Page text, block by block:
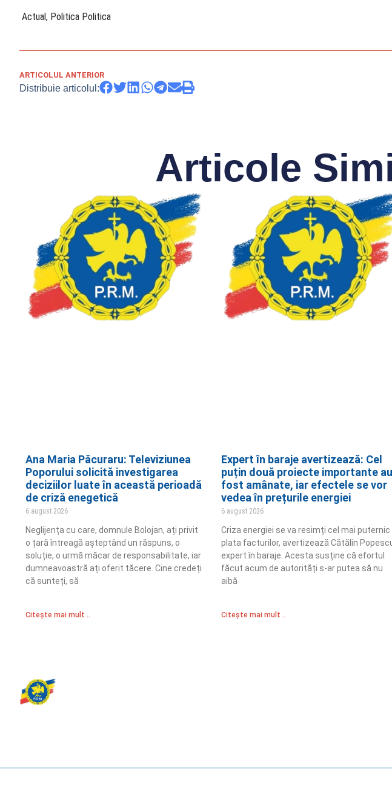
​ Actual, Politica Politica
ARTICOLUL ANTERIOR
Distribuie articolul:
Articole
Ana Maria Păcuraru: Televiziunea
Poporului solicită investigarea
deciziilor luate în această perioadă
de criză enegetică
6 august 2026
Neglijența cu care, domnule Bolojan, ați privit
o țară întreagă așteptând un răspuns, o
soluție, o urmă măcar de responsabilitate, iar
dumneavoastră ați oferit tăcere. Cine credeți
că sunteți, să
Citește mai mult ..
Expert în baraje avertizează: Cel
puțin două proiecte importante au
fost amânate, iar efectele se vor
vedea în prețurile energiei
6 august 2026
Criza energiei se va resimți cel mai puternic
plata facturilor, avertizează Cătălin
expert în baraje. Acesta susține că efortul
făcut acum de autorități s-ar putea să nu
aibă
Citește mai mult ..